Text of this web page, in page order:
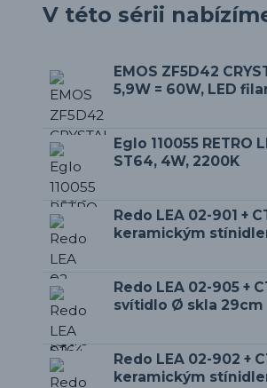
V této sérii
EMOS ZF5D42
5,9W = 60W, LED
Eglo 110055 RETRO
ST64, 4W, 2200K
Redo LEA 02-901 +
keramickým
Redo LEA 02-905 +
svítidlo Ø skla 29cm
Redo LEA 02-902 +
keramickým